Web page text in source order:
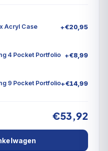
Acryl Case +€20,95
4 Pocket Portfolio +€8,99
9 Pocket Portfolio+€14,99
€53,92